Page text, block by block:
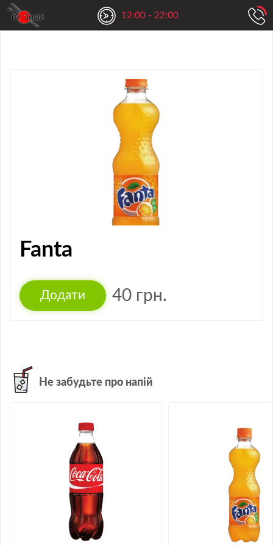
12:00 - 22:00
Fanta
40 грн.
Не забудьте про напій